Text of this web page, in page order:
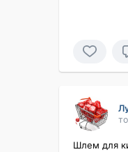
Шлем для